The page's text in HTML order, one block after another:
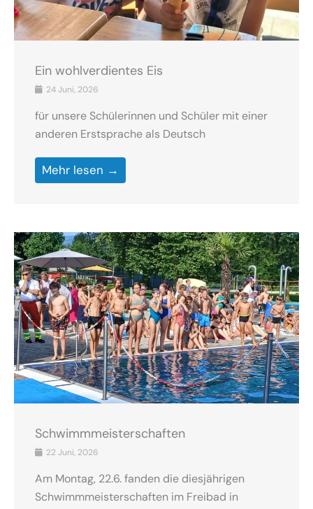
Ein wohlverdientes Eis
24 Juni, 2026
für unsere Schülerinnen und Schüler mit einer
anderen Erstsprache als Deutsch
Mehr lesen →
Schwimmmeisterschaften
22 Juni, 2026
Am Montag, 22.6. fanden die diesjährigen
Schwimmmeisterschaften im Freibad in